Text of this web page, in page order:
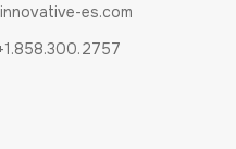
es.com